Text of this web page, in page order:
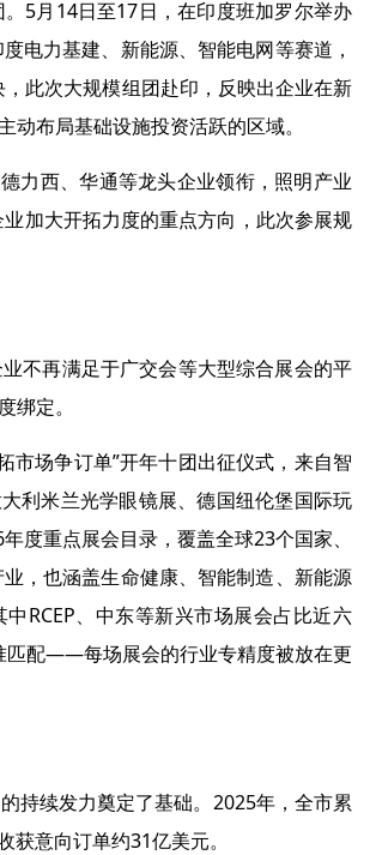
5月14日至17日，在印度班加罗尔举办
电力基建、新能源、智能电网等赛道，
此次大规模组团赴印，反映出企业在新
布局基础设施投资活跃的区域。
西、华通等龙头企业领衔，照明产业
加大开拓力度的重点方向，此次参展规
不再满足于广交会等大型综合展会的平
定。
场争订单”开年十团出征仪式，来自智
利米兰光学眼镜展、德国纽伦堡国际玩
度重点展会目录，覆盖全球23个国家、
，也涵盖生命健康、智能制造、新能源
RCEP、中东等新兴市场展会占比近六
匹配——每场展会的行业专精度被放在更
续发力奠定了基础。2025年，全市累
意向订单约31亿美元。